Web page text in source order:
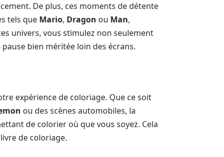
De plus, ces moments de détente
tels que Mario, Dragon ou Man,
univers, vous stimulez non seulement
bien méritée loin des écrans.
expérience de coloriage. Que ce soit
ou des scènes automobiles, la
de colorier où que vous soyez. Cela
de coloriage.